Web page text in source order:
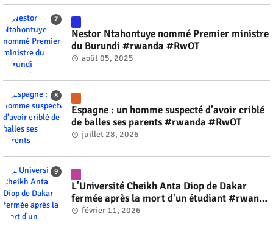
Nestor Ntahontuye nommé Premier ministre
du Burundi #rwanda #RwOT
août 05, 2025
Espagne : un homme suspecté d'avoir criblé
de balles ses parents #rwanda #RwOT
juillet 28, 2026
L'Université Cheikh Anta Diop de Dakar
fermée après la mort d'un étudiant #rwanda
#RwOT
février 11, 2026